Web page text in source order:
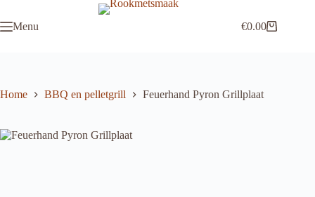
de Menu Winkelwagen
€0.00
Home BBQ en pelletgrill Feuerhand Pyron Grillplaat